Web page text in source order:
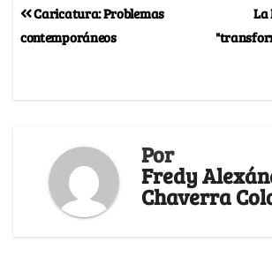
La
Caricatura: Problemas
contemporáneos
Por
Fredy
Chaverra